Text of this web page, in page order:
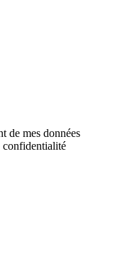
de mes données
confidentialité